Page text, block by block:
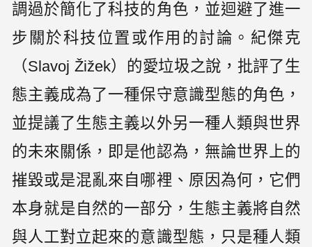
調過於簡化了科技的角色，並迴避了進一
步關於科技位置或作用的討論。紀傑克
（Slavoj Žižek）的愛垃圾之說，批評了生
態主義成為了一種保守意識型態的角色，
並提議了生態主義以外另一種人類與世界
的未來關係，即是他認為，無論世界上的
摧毀或是混亂來自哪裡、原因為何，它們
本身就是自然的一部分，生態主義將自然
與人工對立起來的意識型態，只是種人類